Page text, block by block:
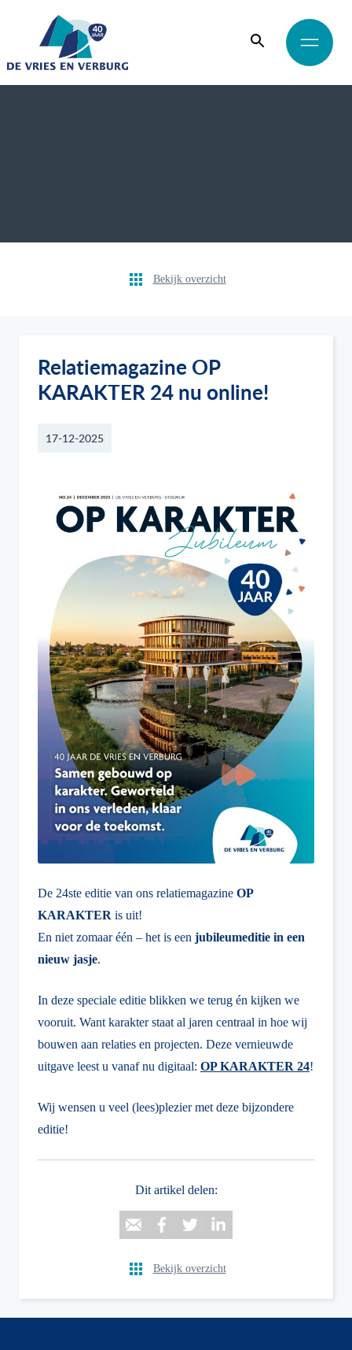
Bekijk overzicht
Relatiemagazine OP
KARAKTER 24 nu online!
17-12-2025
De 24ste editie van ons relatiemagazine OP
KARAKTER is uit!
En niet zomaar één – het is een jubileumeditie in een
nieuw jasje.
In deze speciale editie blikken we terug én kijken we
vooruit. Want karakter staat al jaren centraal in hoe wij
bouwen aan relaties en projecten. Deze vernieuwde
uitgave leest u vanaf nu digitaal: OP KARAKTER 24!
Wij wensen u veel (lees)plezier met deze bijzondere
editie!
Dit artikel delen:
Bekijk overzicht